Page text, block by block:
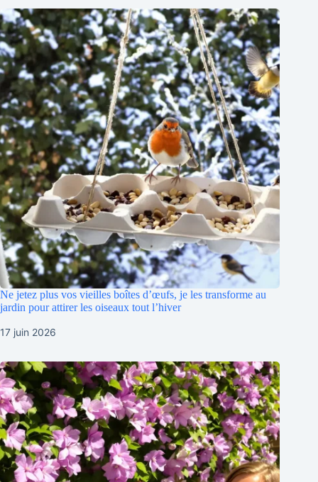
Ne jetez plus vos vieilles boîtes d’œufs, je les transforme au
jardin pour attirer les oiseaux tout l’hiver
17 juin 2026